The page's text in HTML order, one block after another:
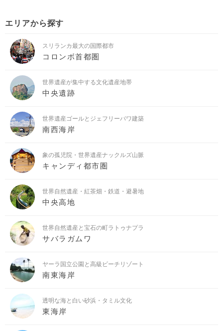
エリアから探す
スリランカ最大の国際都市
コロンボ首都圏
世界遺産が集中する文化遺産地帯
中央遺跡
世界遺産ゴールとジェフリーバワ建築
南西海岸
象の孤児院・世界遺産ナックルズ山脈
キャンディ都市圏
世界自然遺産・紅茶畑・鉄道・避暑地
中央高地
世界自然遺産と宝石の町ラトゥナプラ
サバラガムワ
ヤーラ国立公園と高級ビーチリゾート
南東海岸
透明な海と白い砂浜・タミル文化
東海岸